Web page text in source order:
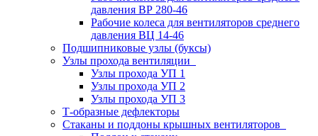
давления ВР 280-46
Рабочие колеса для вентиляторов среднего
давления ВЦ 14-46
Подшипниковые узлы (буксы)
Узлы прохода вентиляции
Узлы прохода УП 1
Узлы прохода УП 2
Узлы прохода УП 3
Т-образные дефлекторы
Стаканы и поддоны крышных вентиляторов